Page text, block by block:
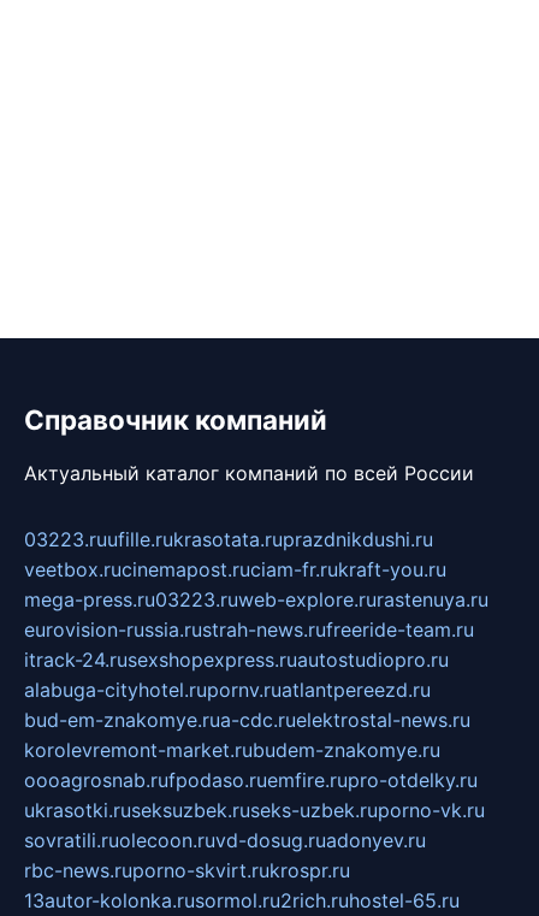
Справочник компаний
Актуальный каталог компаний по всей России
03223.ruufille.rukrasotata.ruprazdnikdushi.ru
veetbox.rucinemapost.ruciam-fr.rukraft-you.ru
mega-press.ru03223.ruweb-explore.rurastenuya.ru
eurovision-russia.rustrah-news.rufreeride-team.ru
itrack-24.rusexshopexpress.ruautostudiopro.ru
alabuga-cityhotel.rupornv.ruatlantpereezd.ru
bud-em-znakomye.rua-cdc.ruelektrostal-news.ru
korolevremont-market.rubudem-znakomye.ru
oooagrosnab.rufpodaso.ruemfire.rupro-otdelky.ru
ukrasotki.ruseksuzbek.ruseks-uzbek.ruporno-vk.ru
sovratili.ruolecoon.ruvd-dosug.ruadonyev.ru
rbc-news.ruporno-skvirt.rukrospr.ru
13autor-kolonka.rusormol.ru2rich.ruhostel-65.ru